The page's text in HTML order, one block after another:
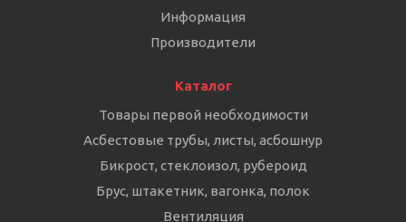
Информация
Производители
Каталог
Товары первой необходимости
Асбестовые трубы, листы, асбошнур
Бикрост, стеклоизол, рубероид
Брус, штакетник, вагонка, полок
Вентиляция